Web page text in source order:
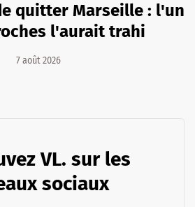
quitter Marseille : l'un
l'aurait trahi
7 août 2026
VL. sur les
sociaux